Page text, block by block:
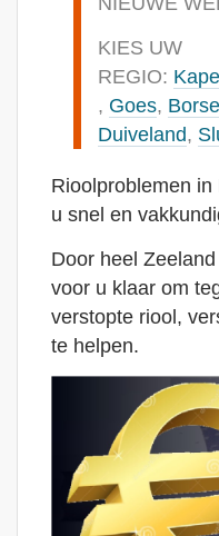
KIES UW
REGIO:
, Goes,
Duiveland,
Rioolproblemen
u snel en
Door heel
voor u klaar om
verstopte riool,
te helpen.